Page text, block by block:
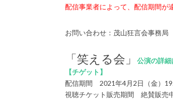
配信事業者によって、配信期間が
お問い合わせ：茂山狂言会事務局
「笑える会」
公演の詳
【チゲット】
配信期間 2021年4月2日（金）
視聴チケット販売期間 絶賛販売